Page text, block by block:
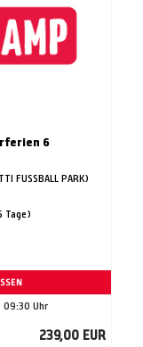
6
FUSSBALL PARK)
Tage)
09:30 Uhr
239,00 EUR